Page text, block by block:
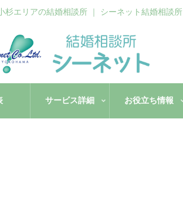
杉エリアの結婚相談所 ｜ シーネット結婚相談所
サービス詳細 お役立ち情報